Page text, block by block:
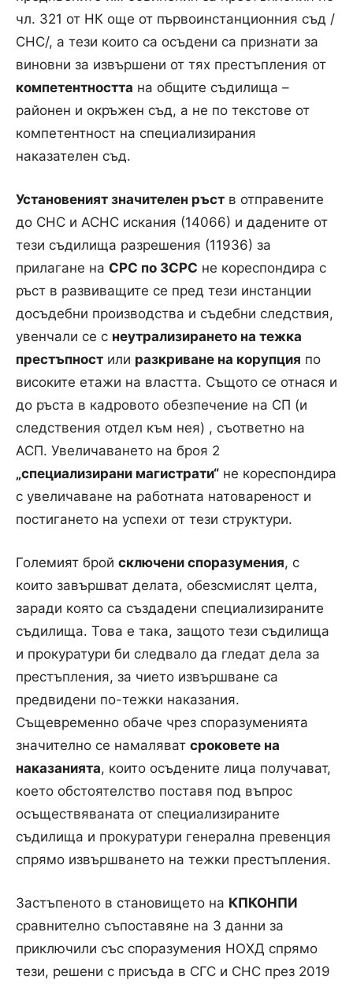
чл. 321 от НК още от първоинстанционния съд /
СНС/, а тези които са осъдени са признати за
виновни за извършени от тях престъпления от
компетентността на общите съдилища –
районен и окръжен съд, а не по текстове от
компетентност на специализирания
наказателен съд.
Установеният значителен ръст в отправените
до СНС и АСНС искания (14066) и дадените от
тези съдилища разрешения (11936) за
прилагане на СРС по ЗСРС не кореспондира с
ръст в развиващите се пред тези инстанции
досъдебни производства и съдебни следствия,
увенчали се с неутрализирането на тежка
престъпност или разкриване на корупция по
високите етажи на властта. Същото се отнася и
до ръста в кадровото обезпечение на СП (и
следствения отдел към нея) , съответно на
АСП. Увеличаването на броя 2
„специализирани магистрати“ не кореспондира
с увеличаване на работната натовареност и
постигането на успехи от тези структури.
Големият брой сключени споразумения, с
които завършват делата, обезсмислят целта,
заради която са създадени специализираните
съдилища. Това е така, защото тези съдилища
и прокуратури би следвало да гледат дела за
престъпления, за чието извършване са
предвидени по-тежки наказания.
Същевременно обаче чрез споразуменията
значително се намаляват сроковете на
наказанията, които осъдените лица получават,
което обстоятелство поставя под въпрос
осъществяваната от специализираните
съдилища и прокуратури генерална превенция
спрямо извършването на тежки престъпления.
Застъпеното в становището на КПКОНПИ
сравнително съпоставяне на 3 данни за
приключили със споразумения НОХД спрямо
тези, решени с присъда в СГС и СНС през 2019